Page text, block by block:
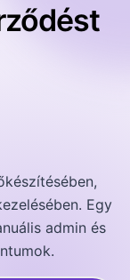
Egy
admin és